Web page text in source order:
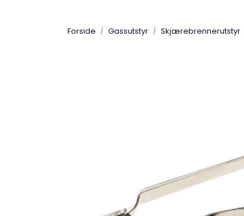
Forside Gassutstyr Skjærebrennerutstyr